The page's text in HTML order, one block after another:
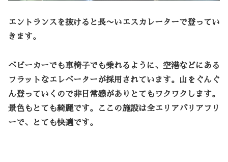
エントランスを抜けると長〜いエスカレーターで登ってい
きます。
ベビーカーでも車椅子でも乗れるように、空港などにある
フラットなエレベーターが採用されています。山をぐんぐ
ん登っていくので非日常感がありとてもワクワクします。
景色もとても綺麗です。ここの施設は全エリアバリアフリ
ーで、とても快適です。